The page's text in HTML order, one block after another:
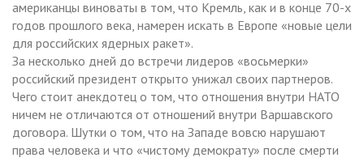
американцы виноваты в том, что Кремль, как и в конце 70-х
годов прошлого века, намерен искать в Европе «новые цели
для российских ядерных ракет».
За несколько дней до встречи лидеров «восьмерки»
российский президент открыто унижал своих партнеров.
Чего стоит анекдотец о том, что отношения внутри НАТО
ничем не отличаются от отношений внутри Варшавского
договора. Шутки о том, что на Западе вовсю нарушают
права человека и что «чистому демократу» после смерти